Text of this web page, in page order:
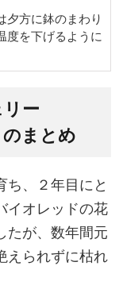
夕方に鉢のまわり
度を下げるように
ー
のまとめ
ち、２年目にと
イオレッドの花
たが、数年間元
えられずに枯れ